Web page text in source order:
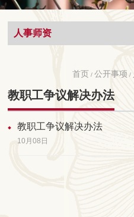
人事师资
首页 / 公开事项 /
教职工争议解决办法
教职工争议解决办法
10月08日